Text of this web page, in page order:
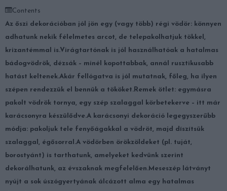
Contents
Az őszi dekorációban jól jön egy (vagy több) régi vödör: könnyen
adhatunk nekik félelmetes arcot, de telepakolhatjuk tökkel,
krizantémmal is.Virágtartónak is jól használhatóak a hatalmas
bádogvödrök, dézsák – minél kopottabbak, annál rusztikusabb
hatást keltenek.Akár fellógatva is jól mutatnak, főleg, ha ilyen
szépen rendezzük el bennük a tököket. Remek ötlet: egymásra
pakolt vödrök tornya, egy szép szalaggal körbetekerve – itt már
karácsonyra készülődve.A karácsonyi dekoráció legegyszerűbb
módja: pakoljuk tele fenyőágakkal a vödröt, majd díszítsük
szalaggal, égősorral.A vödörben örökzöldeket (pl. tuját,
borostyánt) is tarthatunk, amelyeket kedvünk szerint
dekorálhatunk, az évszaknak megfelelően. Meseszép látványt
nyújt a sok úszógyertyának álcázott alma egy hatalmas